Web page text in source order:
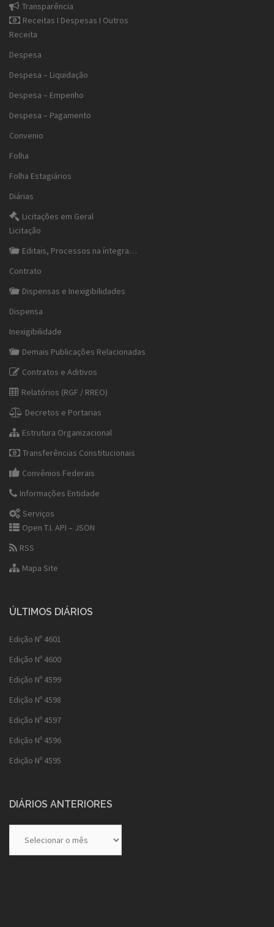
Transparência
Receitas I Despesas I Outros
Receita
Despesa
Despesa – Liquidação
Despesa – Empenho
Despesa – Pagamento
Convenio
Folha
Folha Estagiários
Diárias
Licitações em Geral
Licitação
Editais, Processos na íntegra…
Contrato
Dispensas e Inexigibilidades
Dispensa
Inexigibilidade
Demais Publicações Relacionadas
Contratos e Aditivos
Relatórios (RGF / RREO)
Decretos e Portarias
Estrutura Organizacional
Transferências Constitucionais
Convênios Federais
Informações Entidade
Serviços
Open T.I. API – JSON
RSS
Mapa Site
ÚLTIMOS DIÁRIOS
Edição Nº 4601
Edição Nº 4600
Edição Nº 4599
Edição Nº 4598
Edição Nº 4597
Edição Nº 4596
Edição Nº 4595
DIÁRIOS ANTERIORES
Anteriores